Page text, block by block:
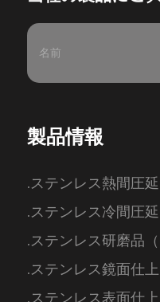
製品情報
.ステンレス熱間圧
.ステンレス冷間圧
.ステンレス研磨品
.ステンレス鏡面仕
.ステンレス表面仕